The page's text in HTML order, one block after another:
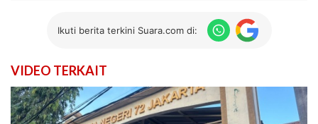
Ikuti berita terkini Suara.com di:
VIDEO TERKAIT